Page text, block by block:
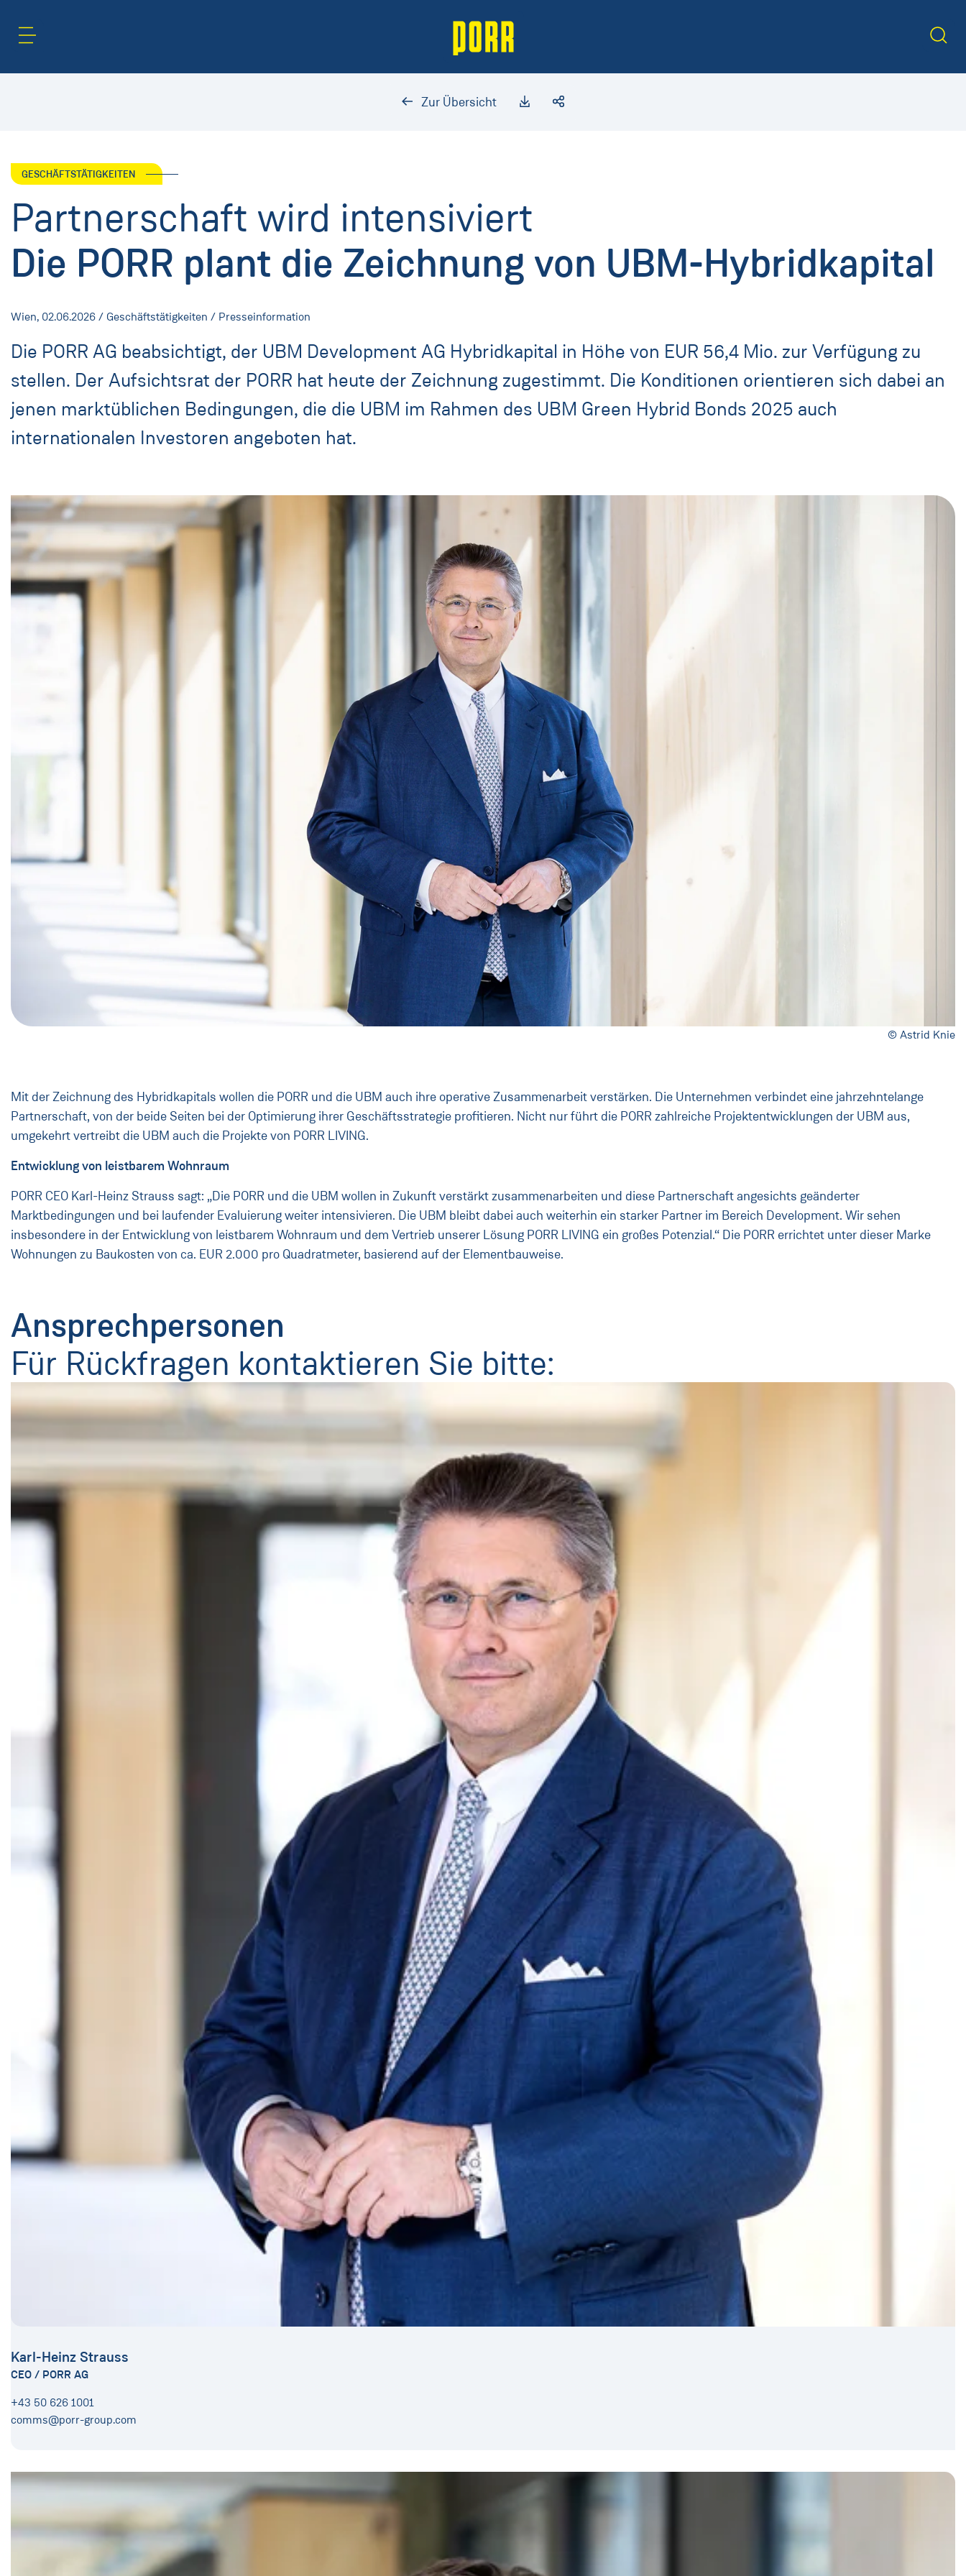
Zur Übersicht
GESCHÄFTSTÄTIGKEITEN
Partnerschaft wird intensiviert
Die PORR plant die Zeichnung von UBM-Hybridkapital
Wien, 02.06.2026 / Geschäftstätigkeiten / Presseinformation
Die PORR AG beabsichtigt, der UBM Development AG Hybridkapital in Höhe von EUR 56,4 Mio. zur Verfügung zu
stellen. Der Aufsichtsrat der PORR hat heute der Zeichnung zugestimmt. Die Konditionen orientieren sich dabei an
jenen marktüblichen Bedingungen, die die UBM im Rahmen des UBM Green Hybrid Bonds 2025 auch
internationalen Investoren angeboten hat.
© Astrid Knie
Mit der Zeichnung des Hybridkapitals wollen die PORR und die UBM auch ihre operative Zusammenarbeit verstärken. Die Unternehmen verbindet eine jahrzehntelange
Partnerschaft, von der beide Seiten bei der Optimierung ihrer Geschäftsstrategie profitieren. Nicht nur führt die PORR zahlreiche Projektentwicklungen der UBM aus,
umgekehrt vertreibt die UBM auch die Projekte von PORR LIVING.
Entwicklung von leistbarem Wohnraum
PORR CEO Karl-Heinz Strauss sagt: „Die PORR und die UBM wollen in Zukunft verstärkt zusammenarbeiten und diese Partnerschaft angesichts geänderter
Marktbedingungen und bei laufender Evaluierung weiter intensivieren. Die UBM bleibt dabei auch weiterhin ein starker Partner im Bereich Development. Wir sehen
insbesondere in der Entwicklung von leistbarem Wohnraum und dem Vertrieb unserer Lösung PORR LIVING ein großes Potenzial.“ Die PORR errichtet unter dieser Marke
Wohnungen zu Baukosten von ca. EUR 2.000 pro Quadratmeter, basierend auf der Elementbauweise.
Ansprechpersonen
Für Rückfragen kontaktieren Sie bitte:
Karl-Heinz Strauss
CEO / PORR AG
+43 50 626 1001
comms@porr-group.com